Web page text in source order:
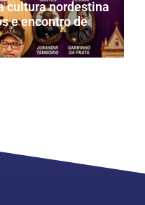
cultura nordestina
e encontro de